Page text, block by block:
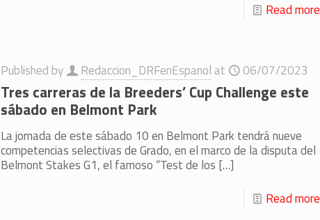
Read more
Published by Redaccion_DRFenEspanol at 06/07/2023
Tres carreras de la Breeders’ Cup Challenge este
sábado en Belmont Park
La jornada de este sábado 10 en Belmont Park tendrá nueve
competencias selectivas de Grado, en el marco de la disputa del
Belmont Stakes G1, el famoso “Test de los […]
Read more